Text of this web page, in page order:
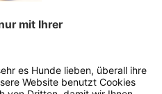
aus. Dieses
die Artikel
Paket. Dieses kannst du
anfordern. Hast du als